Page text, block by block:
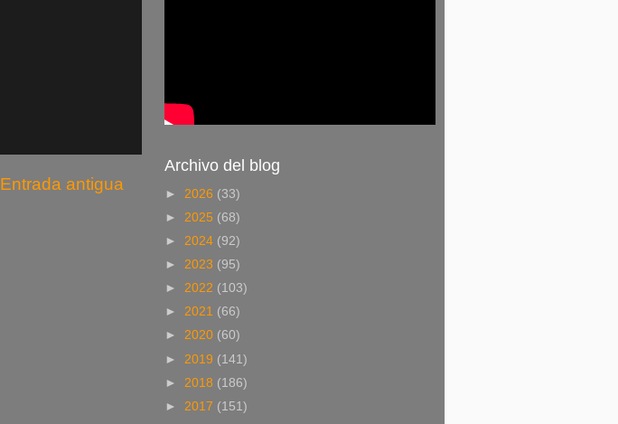
Entrada antigua
Archivo del blog
► 2026 (33)
► 2025 (68)
► 2024 (92)
► 2023 (95)
► 2022 (103)
► 2021 (66)
► 2020 (60)
► 2019 (141)
► 2018 (186)
► 2017 (151)